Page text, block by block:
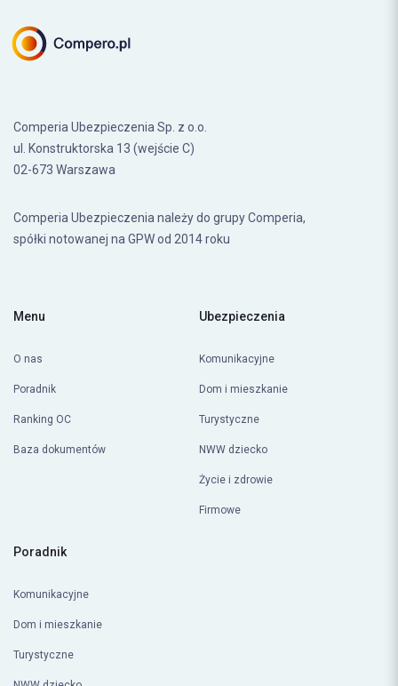
Comperia Ubezpieczenia Sp. z o.o.
ul. Konstruktorska 13 (wejście C)
02-673 Warszawa
Comperia Ubezpieczenia należy do grupy Comperia,
spółki notowanej na GPW od 2014 roku
Menu
O nas
Poradnik
Ranking OC
Baza dokumentów
Ubezpieczenia
Komunikacyjne
Dom i mieszkanie
Turystyczne
NWW dziecko
Życie i zdrowie
Firmowe
Poradnik
Komunikacyjne
Dom i mieszkanie
Turystyczne